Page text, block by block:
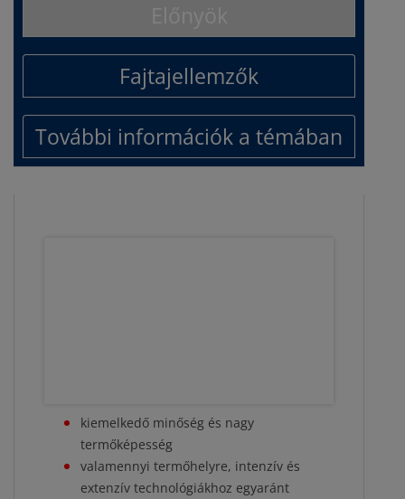
Fajtajellemzők
További információk a témában
kiemelkedő minőség és nagy
termőképesség
valamennyi termőhelyre, intenzív és
extenzív technológiákhoz egyaránt